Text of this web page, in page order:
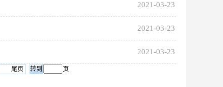
2021-03-23
2021-03-23
2021-03-23
尾页 页